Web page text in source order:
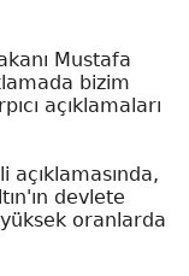
Mustafa
bizim
açıklamaları
açıklamasında,
devlete
oranlarda